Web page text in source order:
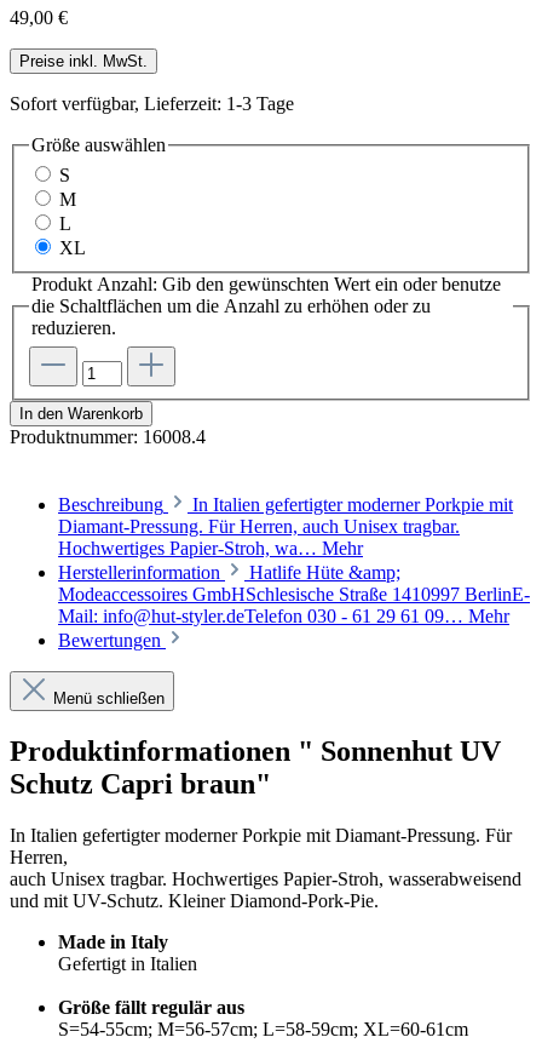
49,00 €
Preise inkl. MwSt.
Sofort verfügbar, Lieferzeit: 1-3 Tage
Größe auswählen
S
M
L
XL
Produkt Anzahl: Gib den gewünschten Wert ein oder benutze
die Schaltflächen um die Anzahl zu erhöhen oder zu
reduzieren.
In den Warenkorb
Produktnummer: 16008.4
Beschreibung
In Italien gefertigter moderner Porkpie mit
Diamant-Pressung. Für Herren, auch Unisex tragbar.
Hochwertiges Papier-Stroh, wa… Mehr
Herstellerinformation
Hatlife Hüte &amp;
Modeaccessoires GmbHSchlesische Straße 1410997 BerlinE-
Mail: info@hut-styler.deTelefon 030 - 61 29 61 09… Mehr
Bewertungen
Menü schließen
Produktinformationen " Sonnenhut UV
Schutz Capri braun"
In Italien gefertigter moderner Porkpie mit Diamant-Pressung. Für
Herren,
auch Unisex tragbar. Hochwertiges Papier-Stroh, wasserabweisend
und mit UV-Schutz. Kleiner Diamond-Pork-Pie.
Made in Italy
Gefertigt in Italien
Größe fällt regulär aus
S=54-55cm; M=56-57cm; L=58-59cm; XL=60-61cm